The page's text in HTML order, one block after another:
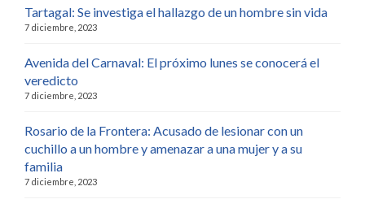
Tartagal: Se investiga el hallazgo de un hombre sin vida
7 diciembre, 2023
Avenida del Carnaval: El próximo lunes se conocerá el
veredicto
7 diciembre, 2023
Rosario de la Frontera: Acusado de lesionar con un
cuchillo a un hombre y amenazar a una mujer y a su
familia
7 diciembre, 2023